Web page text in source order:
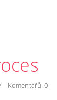
Komentářů: 0